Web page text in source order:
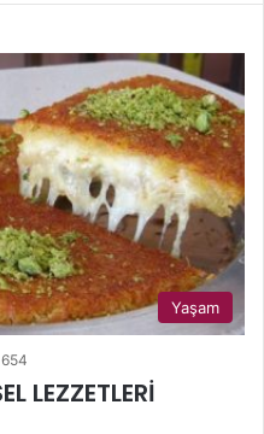
Yaşam
654
LEZZETLERİ